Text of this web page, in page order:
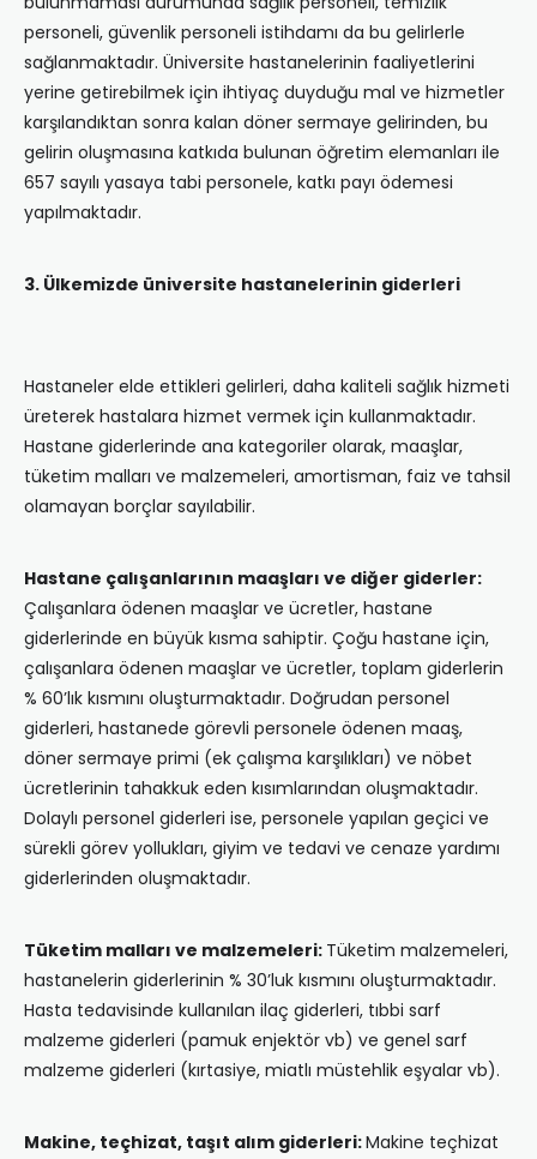
personeli, güvenlik personeli istihdamı da bu gelirlerle
sağlanmaktadır. Üniversite hastanelerinin faaliyetlerini
yerine getirebilmek için ihtiyaç duyduğu mal ve hizmetler
karşılandıktan sonra kalan döner sermaye gelirinden, bu
gelirin oluşmasına katkıda bulunan öğretim elemanları ile
657 sayılı yasaya tabi personele, katkı payı ödemesi
yapılmaktadır.
3. Ülkemizde üniversite hastanelerinin giderleri
Hastaneler elde ettikleri gelirleri, daha kaliteli sağlık hizmeti
üreterek hastalara hizmet vermek için kullanmaktadır.
Hastane giderlerinde ana kategoriler olarak, maaşlar,
tüketim malları ve malzemeleri, amortisman, faiz ve tahsil
olamayan borçlar sayılabilir.
Hastane çalışanlarının maaşları ve diğer giderler:
Çalışanlara ödenen maaşlar ve ücretler, hastane
giderlerinde en büyük kısma sahiptir. Çoğu hastane için,
çalışanlara ödenen maaşlar ve ücretler, toplam giderlerin
% 60’lık kısmını oluşturmaktadır. Doğrudan personel
giderleri, hastanede görevli personele ödenen maaş,
döner sermaye primi (ek çalışma karşılıkları) ve nöbet
ücretlerinin tahakkuk eden kısımlarından oluşmaktadır.
Dolaylı personel giderleri ise, personele yapılan geçici ve
sürekli görev yollukları, giyim ve tedavi ve cenaze yardımı
giderlerinden oluşmaktadır.
Tüketim malları ve malzemeleri: Tüketim malzemeleri,
hastanelerin giderlerinin % 30’luk kısmını oluşturmaktadır.
Hasta tedavisinde kullanılan ilaç giderleri, tıbbi sarf
malzeme giderleri (pamuk enjektör vb) ve genel sarf
malzeme giderleri (kırtasiye, miatlı müstehlik eşyalar vb).
Makine, teçhizat, taşıt alım giderleri:Makine teçhizat